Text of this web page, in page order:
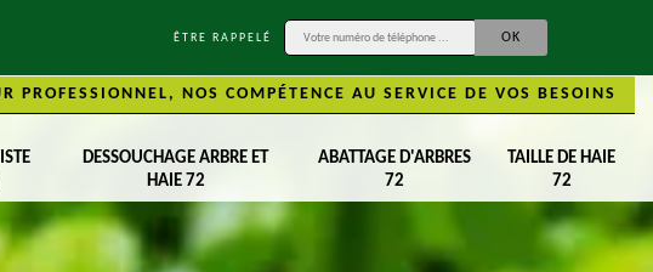
ÊTRE RAPPELÉ
PROFESSIONNEL, NOS COMPÉTENCE AU SERVICE DE VOS BESOINS
DESSOUCHAGE ARBRE ET
HAIE 72
ABATTAGE D'ARBRES
72
TAILLE DE HAIE
72